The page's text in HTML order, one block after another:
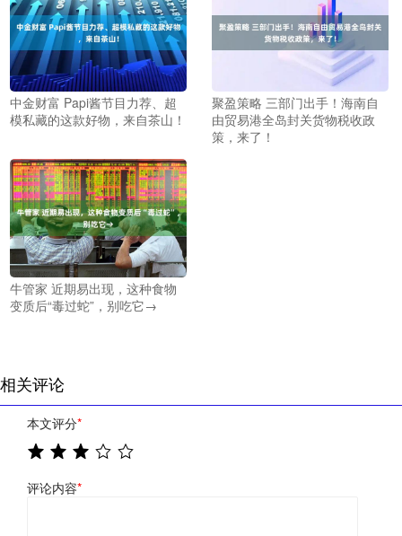
中金财富 Papi酱节目力荐、超
模私藏的这款好物，来自茶山！
聚盈策略 三部门出手！海南自
由贸易港全岛封关货物税收政
策，来了！
牛管家 近期易出现，这种食物
变质后“毒过蛇”，别吃它→
相关评论
本文评分*
评论内容*